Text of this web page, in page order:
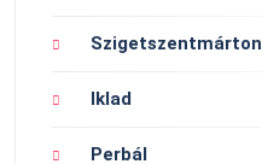
Szigetszentmárton
Iklad
Perbál